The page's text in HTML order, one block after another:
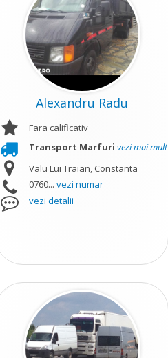
Alexandru Radu
Fara calificativ
Transport Marfuri vezi mai mult
Valu Lui Traian, Constanta
0760... vezi numar
vezi detalii